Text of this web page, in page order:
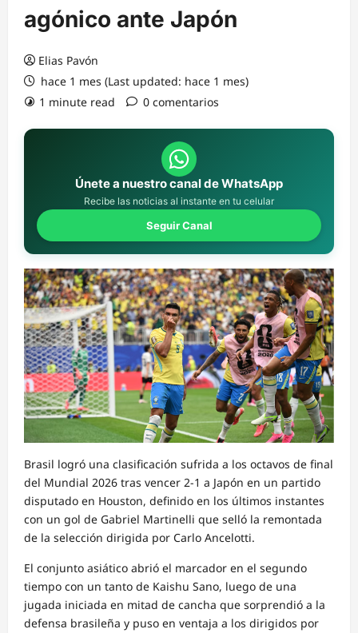
agónico ante Japón
Elias Pavón
hace 1 mes (Last updated: hace 1 mes)
1 minute read
0 comentarios
Únete a nuestro canal de WhatsApp
Recibe las noticias al instante en tu celular
Seguir Canal
Brasil logró una clasificación sufrida a los octavos de final
del Mundial 2026 tras vencer 2-1 a Japón en un partido
disputado en Houston, definido en los últimos instantes
con un gol de Gabriel Martinelli que selló la remontada
de la selección dirigida por Carlo Ancelotti.
El conjunto asiático abrió el marcador en el segundo
tiempo con un tanto de Kaishu Sano, luego de una
jugada iniciada en mitad de cancha que sorprendió a la
defensa brasileña y puso en ventaja a los dirigidos por